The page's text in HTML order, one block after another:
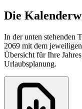
Die
In der unten stehenden
2069 mit dem
Übersicht für Ihre
Urlaubsplanung.